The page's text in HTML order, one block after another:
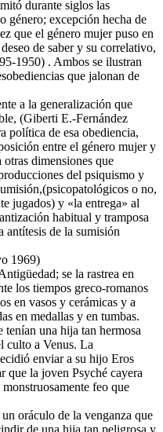
durante siglos las
género; excepción hecha de
que el género mujer puso en
de saber y su correlativo,
1950) . Ambos se ilustran
que jalonan de
a la generalización que
(Giberti E.-Fernández
política de esa obediencia,
entre el género mujer y
dimensiones que
del psiquismo y
o no,
jugados) y «la entrega» al
habitual y tramposa
antítesis de la sumisión
1969)
se la rastrea en
los tiempos greco-romanos
en vasos y cerámicas y a
en medallas y en tumbas.
una hija tan hermosa
culto a Venus. La
enviar a su hijo Eros
que la joven Psyché cayera
feo que
oráculo de la venganza que
de una hija tan peligrosa y